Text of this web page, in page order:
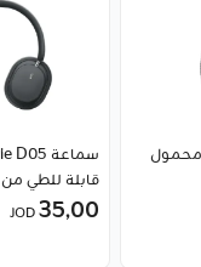
قابلة للطي من Baseus
35٫00JOD